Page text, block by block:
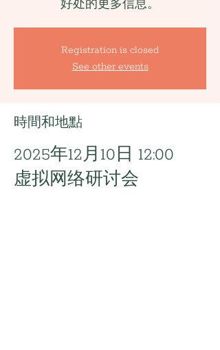
好处的更多信息。
Registration is closed
See other events
時間和地點
2025年12月10日 12:00
虚拟网络研讨会